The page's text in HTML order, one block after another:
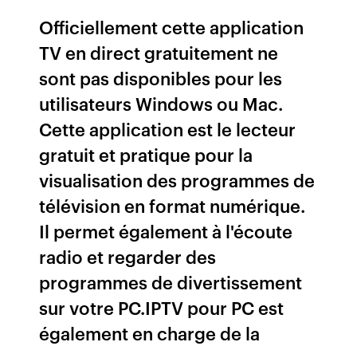
Officiellement cette application
TV en direct gratuitement ne
sont pas disponibles pour les
utilisateurs Windows ou Mac.
Cette application est le lecteur
gratuit et pratique pour la
visualisation des programmes de
télévision en format numérique.
Il permet également à l'écoute
radio et regarder des
programmes de divertissement
sur votre PC.IPTV pour PC est
également en charge de la